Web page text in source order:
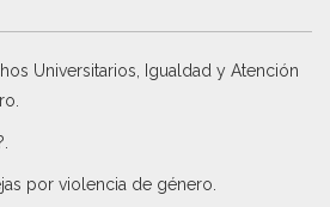
Universitarios, Igualdad y Atención
por violencia de género